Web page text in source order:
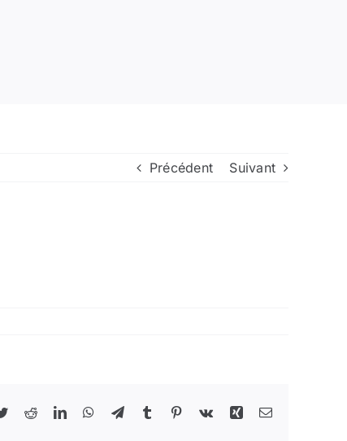
Précédent Suivant
TwitterRedditLinkedInWhatsApp
TelegramTumblr Pinterest
Vk Xing Email